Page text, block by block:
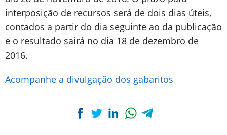
interposição de recursos será de dois dias úteis,
contados a partir do dia seguinte ao da publicação
e o resultado sairá no dia 18 de dezembro de
2016.
Acompanhe a divulgação dos gabaritos